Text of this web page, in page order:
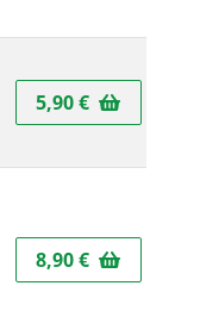
5,90 €
8,90 €